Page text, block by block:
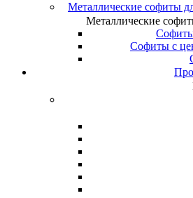
Металлические софиты
Металлические
Софиты с